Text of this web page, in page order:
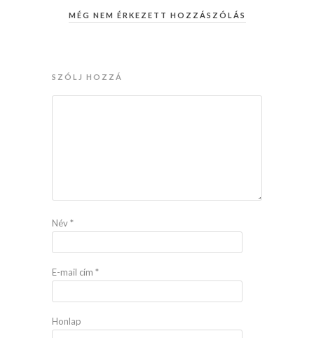
MÉG NEM ÉRKEZETT HOZZÁSZÓLÁS
SZÓLJ HOZZÁ
Név*
E-mail cím *
Honlap